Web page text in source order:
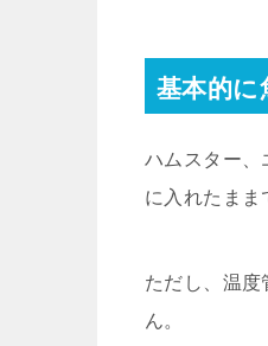
基本的に
ハムスター、
に入れたまま
ただし、温
ん。